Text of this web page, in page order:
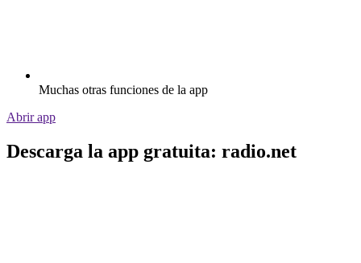
Muchas otras funciones de la app
Abrir app
Descarga la app gratuita: radio.net